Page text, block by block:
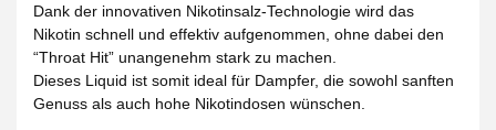
Dank der innovativen Nikotinsalz-Technologie wird das
Nikotin schnell und effektiv aufgenommen, ohne dabei den
“Throat Hit” unangenehm stark zu machen.
Dieses Liquid ist somit ideal für Dampfer, die sowohl sanften
Genuss als auch hohe Nikotindosen wünschen.